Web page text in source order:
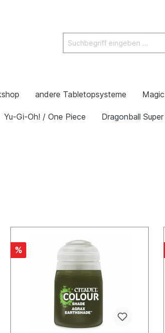
andere Tabletopsysteme
Yu-Gi-Oh! / One Piece Dragonball
%